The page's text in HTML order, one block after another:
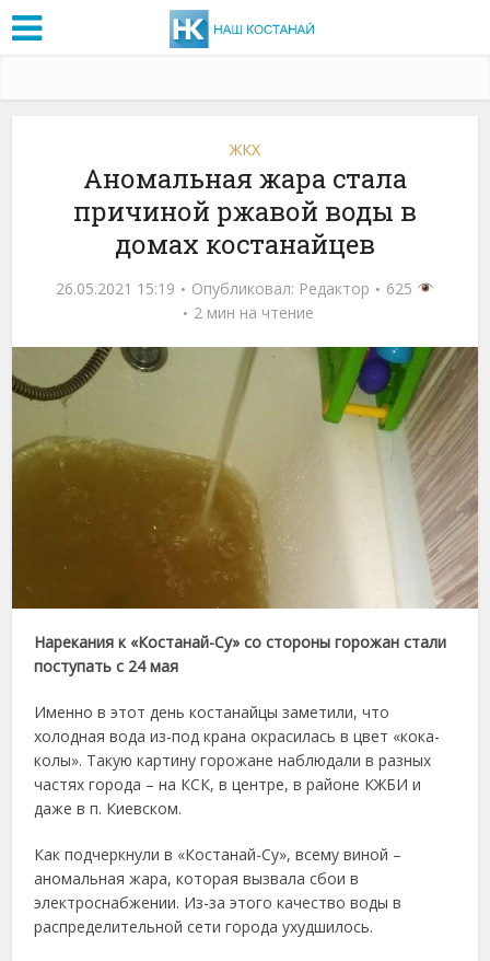
ЖКХ
Аномальная жара стала
причиной ржавой воды в
домах костанайцев
26.05.2021 15:19 Опубликовал: Редактор
625
2 мин на чтение
Нарекания к «Костанай-Су» со стороны горожан стали
поступать с 24 мая
Именно в этот день костанайцы заметили, что
холодная вода из-под крана окрасилась в цвет «кока-
колы». Такую картину горожане наблюдали в разных
частях города – на КСК, в центре, в районе КЖБИ и
даже в п. Киевском.
Как подчеркнули в «Костанай-Су», всему виной –
аномальная жара, которая вызвала сбои в
электроснабжении. Из-за этого качество воды в
распределительной сети города ухудшилось.